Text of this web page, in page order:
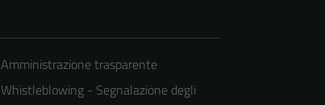
Amministrazione trasparente
Whistleblowing - Segnalazione degli